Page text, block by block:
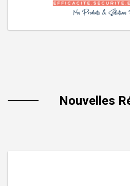
Nouvelles